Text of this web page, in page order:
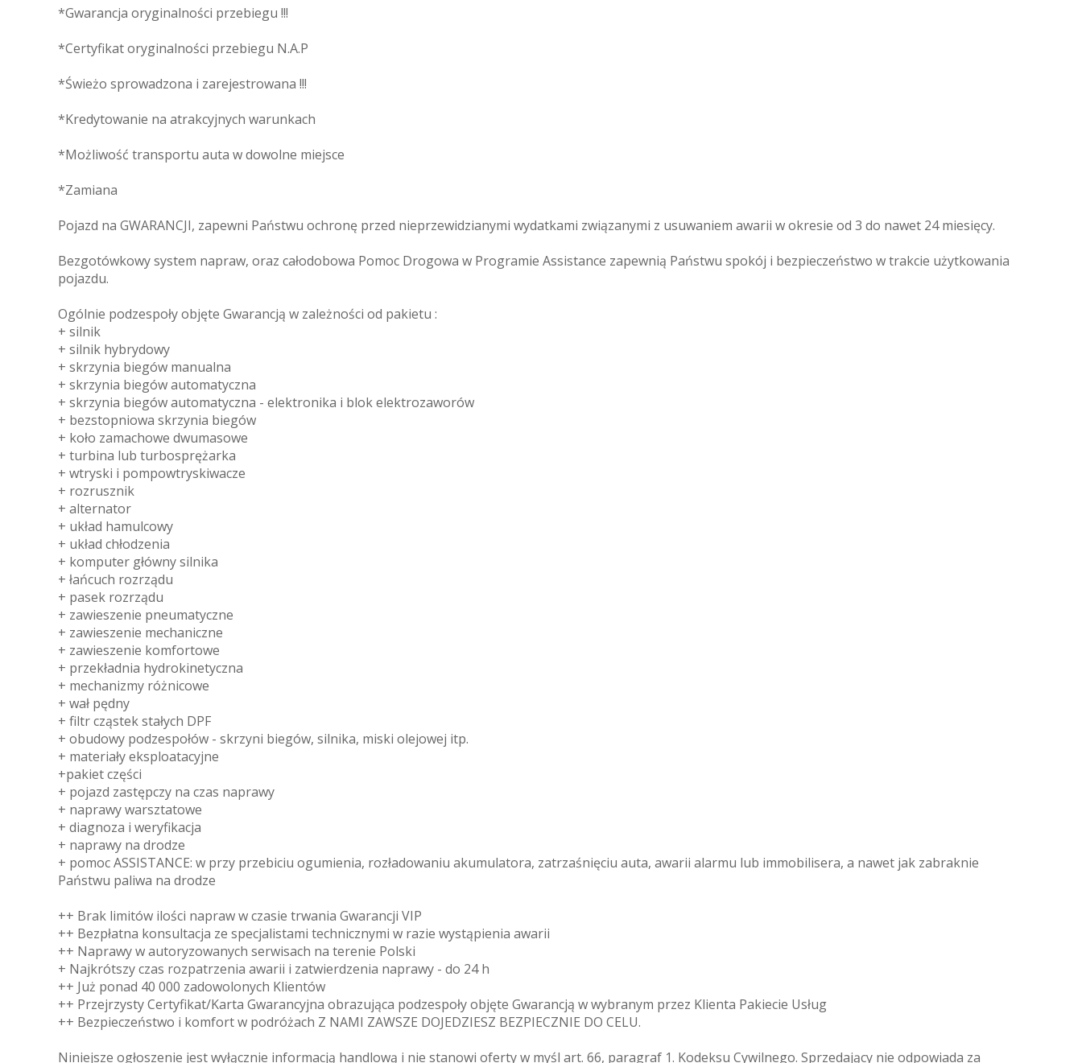
*Gwarancja oryginalności przebiegu !!!
*Certyfikat oryginalności przebiegu N.A.P
*Świeżo sprowadzona i zarejestrowana !!!
*Kredytowanie na atrakcyjnych warunkach
*Możliwość transportu auta w dowolne miejsce
*Zamiana
Pojazd na GWARANCJI, zapewni Państwu ochronę przed nieprzewidzianymi wydatkami związanymi z usuwaniem awarii w okresie od 3 do nawet 24 miesięcy.
Bezgotówkowy system napraw, oraz całodobowa Pomoc Drogowa w Programie Assistance zapewnią Państwu spokój i bezpieczeństwo w trakcie użytkowania
pojazdu.
Ogólnie podzespoły objęte Gwarancją w zależności od pakietu :
+ silnik
+ silnik hybrydowy
+ skrzynia biegów manualna
+ skrzynia biegów automatyczna
+ skrzynia biegów automatyczna - elektronika i blok elektrozaworów
+ bezstopniowa skrzynia biegów
+ koło zamachowe dwumasowe
+ turbina lub turbosprężarka
+ wtryski i pompowtryskiwacze
+ rozrusznik
+ alternator
+ układ hamulcowy
+ układ chłodzenia
+ komputer główny silnika
+ łańcuch rozrządu
+ pasek rozrządu
+ zawieszenie pneumatyczne
+ zawieszenie mechaniczne
+ zawieszenie komfortowe
+ przekładnia hydrokinetyczna
+ mechanizmy różnicowe
+ wał pędny
+ filtr cząstek stałych DPF
+ obudowy podzespołów - skrzyni biegów, silnika, miski olejowej itp.
+ materiały eksploatacyjne
+pakiet części
+ pojazd zastępczy na czas naprawy
+ naprawy warsztatowe
+ diagnoza i weryfikacja
+ naprawy na drodze
+ pomoc ASSISTANCE: w przy przebiciu ogumienia, rozładowaniu akumulatora, zatrzaśnięciu auta, awarii alarmu lub immobilisera, a nawet jak zabraknie
Państwu paliwa na drodze
++ Brak limitów ilości napraw w czasie trwania Gwarancji VIP
++ Bezpłatna konsultacja ze specjalistami technicznymi w razie wystąpienia awarii
++ Naprawy w autoryzowanych serwisach na terenie Polski
+ Najkrótszy czas rozpatrzenia awarii i zatwierdzenia naprawy - do 24 h
++ Już ponad 40 000 zadowolonych Klientów
++ Przejrzysty Certyfikat/Karta Gwarancyjna obrazująca podzespoły objęte Gwarancją w wybranym przez Klienta Pakiecie Usług
++ Bezpieczeństwo i komfort w podróżach Z NAMI ZAWSZE DOJEDZIESZ BEZPIECZNIE DO CELU.
Niniejsze ogłoszenie jest wyłącznie informacją handlową i nie stanowi oferty w myśl art. 66, paragraf 1. Kodeksu Cywilnego. Sprzedający nie odpowiada za